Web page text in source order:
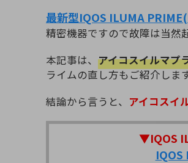
最新型IQOS ILUMA
精密機器ですので故障は当然
本記事は、 アイコスイルマプ
ライムの直し方もご紹介します
結論から言うと、 アイコスイ
▼IQOS
IQOS